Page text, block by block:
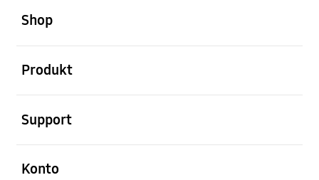
Shop
Produkt
Support
Konto